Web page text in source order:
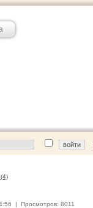
| Просмотров: 8011